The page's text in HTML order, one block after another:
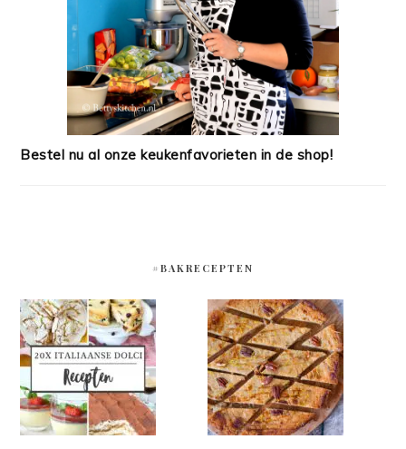
Bestel nu al onze keukenfavorieten in de shop!
#BAKRECEPTEN